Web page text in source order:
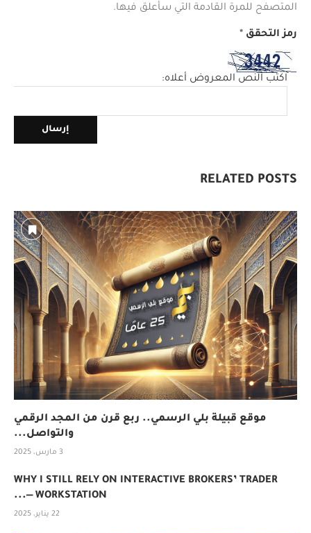
المتصفح للمرة القادمة التي سأعلق فيها.
رمز التحقق *
اكتب النص المعروض أعلاه:
RELATED POSTS
موقع قبيلة بلي الرسمي.. ربع قرن من المجد الرقمي
والتواصل...
3 مارس، 2025
WHY I STILL RELY ON INTERACTIVE BROKERS’ TRADER
WORKSTATION —...
22 يناير، 2025